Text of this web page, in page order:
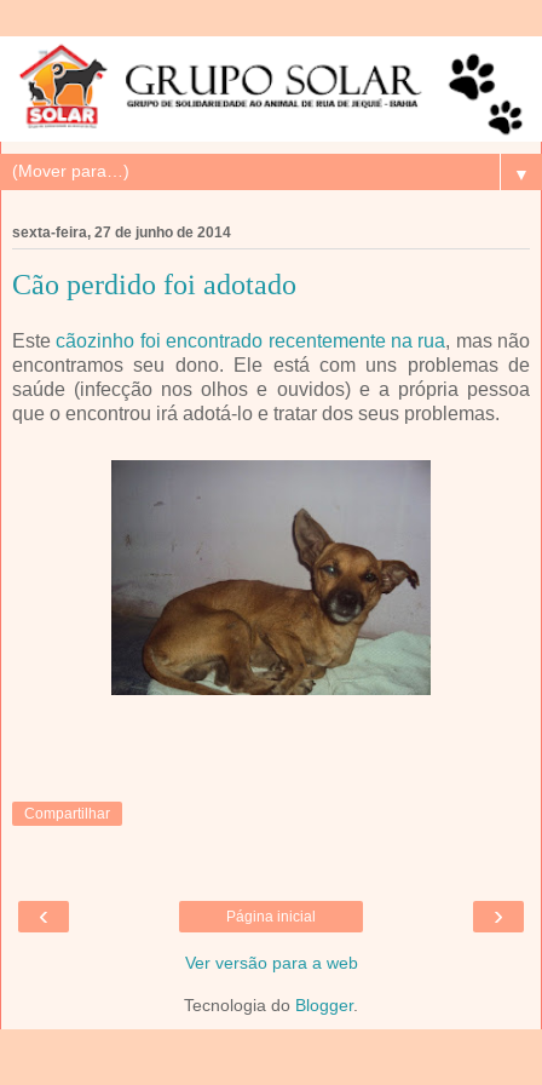
▼
sexta-feira, 27 de junho de 2014
Cão perdido foi adotado
Estecãozinho foi encontrado recentemente na rua, mas não
encontramos seu dono. Ele está com uns problemas de
saúde (infecção nos olhos e ouvidos) e a própria pessoa
que o encontrou irá adotá-lo e tratar dos seus problemas.
Compartilhar
‹ ›
Página inicial
Ver versão para a web
Tecnologia do Blogger.